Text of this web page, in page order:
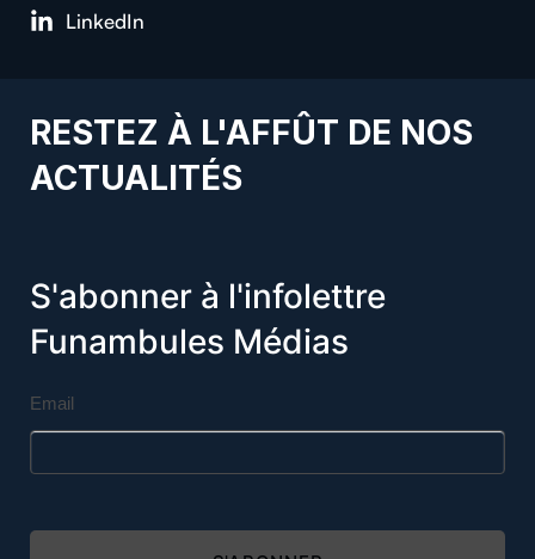
LinkedIn
RESTEZ À L'AFFÛT DE NOS
ACTUALITÉS
S'abonner à l'infolettre
Funambules Médias
Email